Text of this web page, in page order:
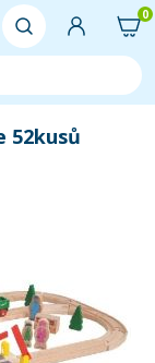
0
52kusů